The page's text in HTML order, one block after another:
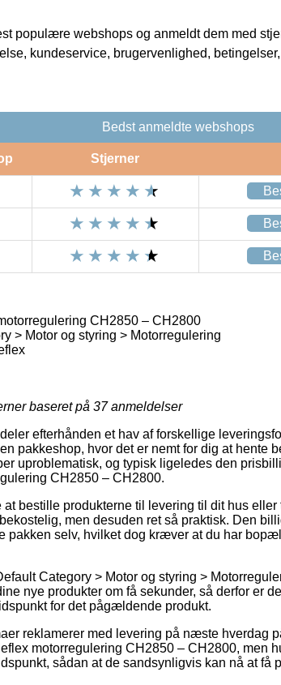
populære webshops og anmeldt dem med
kundeservice, brugervenlighed,
Bedst anmeldte webshops
Stjerner
CH2850 – CH2800
> Motor og styring > Motorregulering
baseret på 37anmeldelser
efterhånden et hav af forskellige
pakkeshop, hvor det er nemt for dig at hente
uproblematisk, og typisk ligeledes den
CH2850 – CH2800.
bestille produkterne til levering til dit hus
men desuden ret så praktisk. Den
pakken selv, hvilket dog kræver at du har
Category > Motor og styring >
nye produkter om få sekunder, så derfor er
for det pågældende produkt.
reklamerer med levering på næste hverdag
motorregulering CH2850 – CH2800, men
sådan at de sandsynligvis kan nå at få